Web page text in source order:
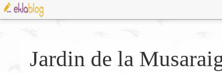
Jardin de la